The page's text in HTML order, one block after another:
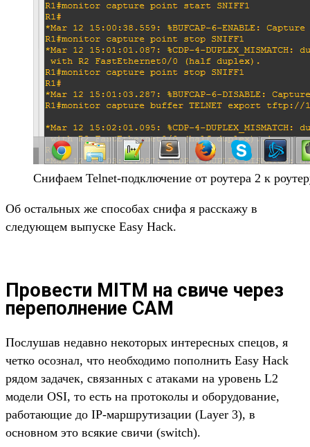
Снифаем Telnet-подключение от роутера 2 к
Об остальных же способах снифа я расскажу в
следующем выпуске Easy Hack.
Провести MITM на свиче через
переполнение CAM
Послушав недавно некоторых интересных спецов, я
четко осознал, что необходимо пополнить Easy Hack
рядом задачек, связанных с атаками на уровень L2
модели OSI, то есть на протоколы и оборудование,
работающие до IP-маршрутизации (Layer 3), в
основном это всякие свичи (switch).